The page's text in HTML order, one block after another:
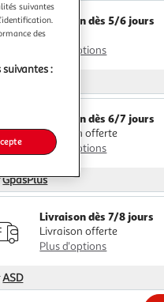
Livraison dès 5/6 jours
4,99€
Plus d'options
Livraison dès 6/7 jours
Livraison offerte
Plus d'options
GpasPlus
Livraison dès 7/8 jours
Livraison offerte
Plus d'options
ASD
suivantes
des
: